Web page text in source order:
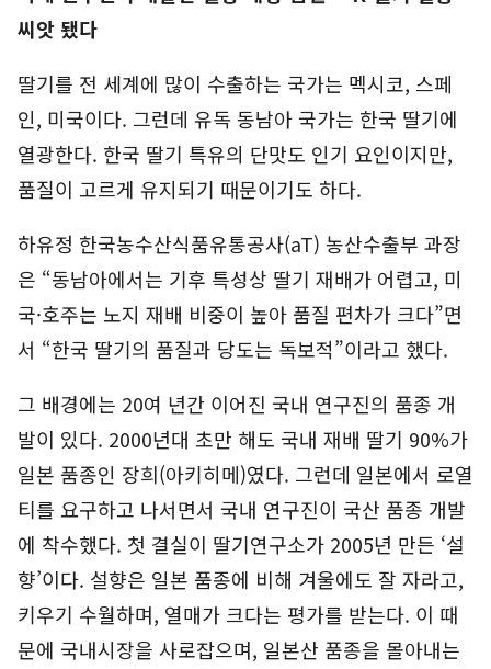
씨앗 됐다
딸기를 전 세계에 많이 수출하는 국가는 멕시코, 스페
인, 미국이다. 그런데 유독 동남아 국가는 한국 딸기에
열광한다. 한국 딸기 특유의 단맛도 인기 요인이지만,
품질이 고르게 유지되기 때문이기도 하다.
하유정 한국농수산식품유통공사(aT) 농산수출부 과장
은 “동남아에서는 기후 특성상 딸기 재배가 어렵고, 미
국·호주는 노지 재배 비중이 높아 품질 편차가 크다”면
서 “한국 딸기의 품질과 당도는 독보적”이라고 했다.
그 배경에는 20여 년간 이어진 국내 연구진의 품종 개
발이 있다. 2000년대 초만 해도 국내 재배 딸기 90%가
일본 품종인 장희(아키히메)였다. 그런데 일본에서 로열
티를 요구하고 나서면서 국내 연구진이 국산 품종 개발
에 착수했다. 첫 결실이 딸기연구소가 2005년 만든 ‘설
향’이다. 설향은 일본 품종에 비해 겨울에도 잘 자라고,
키우기 수월하며, 열매가 크다는 평가를 받는다. 이 때
문에 국내시장을 사로잡으며, 일본산 품종을 몰아내는